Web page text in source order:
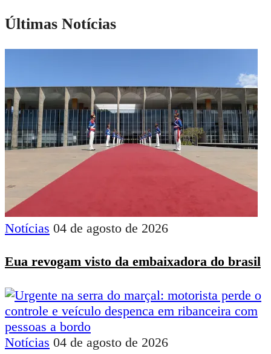
Últimas Notícias
Notícias 04 de agosto de 2026
Eua revogam visto da embaixadora do brasil
Notícias 04 de agosto de 2026